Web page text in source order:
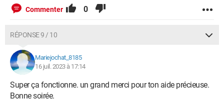
Commenter 0
RÉPONSE 9 / 10
Mariejochat_8185
16 juil. 2023 à 17:14
Super ça fonctionne. un grand merci pour ton aide précieuse.
Bonne soirée.